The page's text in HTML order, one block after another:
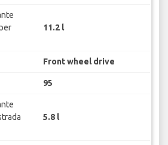
11.2 l
Front wheel drive
95
5.8 l